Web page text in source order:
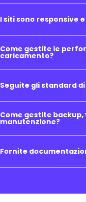
I siti sono responsive
Come gestite le
caricamento?
Seguite gli standard
Come gestite
manutenzione?
Fornite